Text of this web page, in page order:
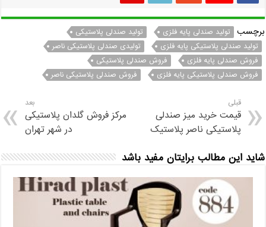
برچسب تولید صندلی پایه فلزی
تولید صندلی پلاستیکی
تولید صندلی پلاستیکی پایه فلزی
تولیدی صندلی پلاستیکی ناصر
فروش صندلی پایه فلزی
فروش صندلی پلاستیکی
فروش صندلی پلاستیکی پایه فلزی
فروش صندلی پلاستیکی ناصر
قبلی
قیمت خرید میز صندلی
پلاستیکی ناصر پلاستیک
بعد
مرکز فروش گلدان پلاستیکی
در شهر تهران
شاید این مطالب برایتان مفید باشد